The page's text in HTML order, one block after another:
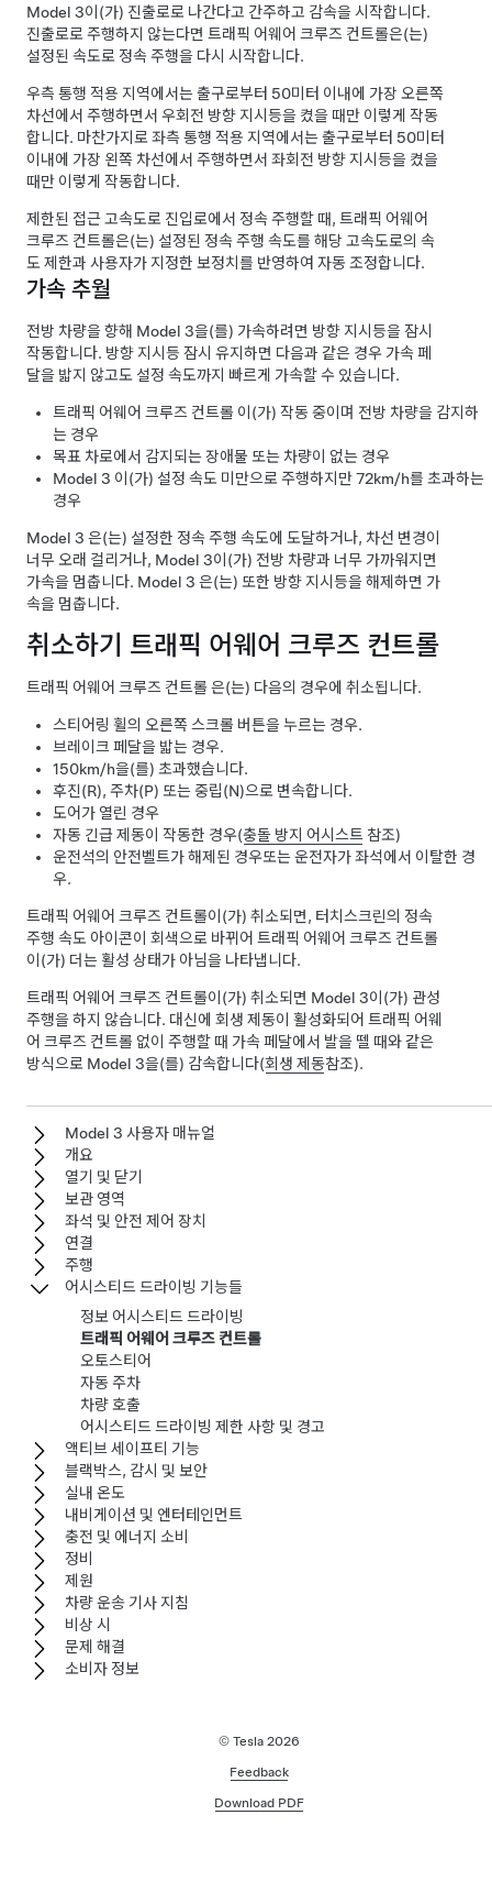
Model 3이(가) 진출로로 나간다고 간주하고 감속을 시작합니다.
진출로로 주행하지 않는다면 트래픽 어웨어 크루즈 컨트롤은(는)
설정된 속도로 정속 주행을 다시 시작합니다.
우측 통행 적용 지역에서는 출구로부터 50미터 이내에 가장 오른쪽
차선에서 주행하면서 우회전 방향 지시등을 켰을 때만 이렇게 작동
합니다. 마찬가지로 좌측 통행 적용 지역에서는 출구로부터 50미터
이내에 가장 왼쪽 차선에서 주행하면서 좌회전 방향 지시등을 켰을
때만 이렇게 작동합니다.
제한된 접근 고속도로 진입로에서 정속 주행할 때, 트래픽 어웨어
크루즈 컨트롤은(는) 설정된 정속 주행 속도를 해당 고속도로의 속
도 제한과 사용자가 지정한 보정치를 반영하여 자동 조정합니다.
가속 추월
전방 차량을 향해 Model 3을(를) 가속하려면 방향 지시등을 잠시
작동합니다. 방향 지시등 잠시 유지하면 다음과 같은 경우 가속 페
달을 밟지 않고도 설정 속도까지 빠르게 가속할 수 있습니다.
트래픽 어웨어 크루즈 컨트롤 이(가) 작동 중이며 전방 차량을 감지하
는 경우
목표 차로에서 감지되는 장애물 또는 차량이 없는 경우
Model 3 이(가) 설정 속도 미만으로 주행하지만72km/h를 초과하는
경우
Model 3 은(는) 설정한 정속 주행 속도에 도달하거나, 차선 변경이
너무 오래 걸리거나, Model 3이(가) 전방 차량과 너무 가까워지면
가속을 멈춥니다. Model 3 은(는) 또한 방향 지시등을 해제하면 가
속을 멈춥니다.
취소하기 트래픽 어웨어 크루즈 컨트롤
트래픽 어웨어 크루즈 컨트롤은(는) 다음의 경우에 취소됩니다.
스티어링 휠의 오른쪽 스크롤 버튼을 누르는 경우.
브레이크 페달을 밟는 경우.
150km/h을(를) 초과했습니다.
후진(R), 주차(P) 또는 중립(N)으로 변속합니다.
도어가 열린 경우
자동 긴급 제동이 작동한 경우(충돌 방지 어시스트 참조)
운전석의 안전벨트가 해제된 경우또는 운전자가 좌석에서 이탈한 경
우.
트래픽 어웨어 크루즈 컨트롤이(가) 취소되면, 터치스크린의 정속
주행 속도 아이콘이 회색으로 바뀌어 트래픽 어웨어 크루즈 컨트롤
이(가) 더는 활성 상태가 아님을 나타냅니다.
트래픽 어웨어 크루즈 컨트롤이(가) 취소되면 Model 3이(가) 관성
주행을 하지 않습니다. 대신에 회생 제동이 활성화되어 트래픽 어웨
어 크루즈 컨트롤 없이 주행할 때 가속 페달에서 발을 뗄 때와 같은
방식으로 Model 3을(를) 감속합니다(회생 제동참조).
Model 3 사용자 매뉴얼
개요
열기 및 닫기
보관 영역
좌석 및 안전 제어 장치
연결
주행
어시스티드 드라이빙 기능들
정보 어시스티드 드라이빙
트래픽 어웨어 크루즈 컨트롤
오토스티어
자동 주차
차량 호출
어시스티드 드라이빙 제한 사항 및 경고
액티브 세이프티 기능
블랙박스, 감시 및 보안
실내 온도
내비게이션 및 엔터테인먼트
충전 및 에너지 소비
정비
제원
차량 운송 기사 지침
비상 시
문제 해결
소비자 정보
© Tesla 2026
Feedback
Download PDF